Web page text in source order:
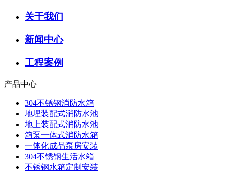
关于我们
新闻中心
工程案例
产品中心
304不锈钢消防水箱
地埋装配式消防水池
地上装配式消防水池
箱泵一体式消防水箱
一体化成品泵房安装
304不锈钢生活水箱
不锈钢水箱定制安装